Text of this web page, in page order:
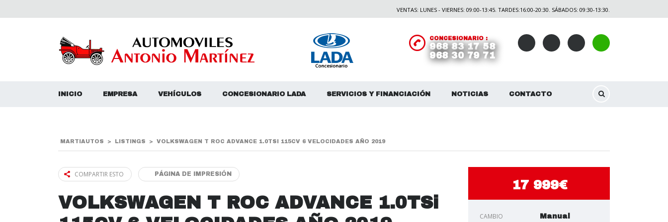
VENTAS: LUNES - VIERNES: 09:00-13:45. TARDES:16:00-20:30. SÁBADOS: 09:30-13:30.
CONCESIONARIO :
968 83 17 58
968 30 79 71
INICIO EMPRESA VEHÍCULOS CONCESIONARIO LADA SERVICIOS Y FINANCIACIÓN NOTICIAS CONTACTO
MARTIAUTOS > LISTINGS > VOLKSWAGEN T ROC ADVANCE 1.0TSI 115CV 6 VELOCIDADES AÑO 2019
COMPARTIR ESTO PÁGINA DE IMPRESIÓN
VOLKSWAGEN T ROC ADVANCE 1.0TSi
17 999€
CAMBIO Manual